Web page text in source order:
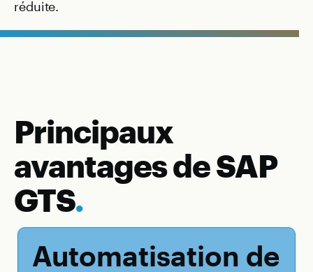
réduite.
Principaux
avantages de SAP
GTS.
Automatisation de